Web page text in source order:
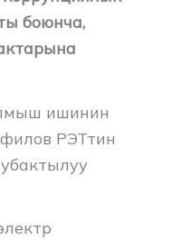
боюнча,
ишинин
РЭТтин